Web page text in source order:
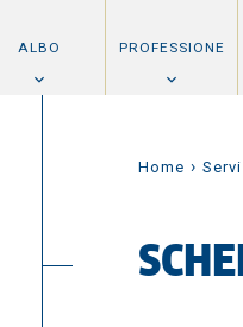
ALBO PROFESSIONE
Home ›